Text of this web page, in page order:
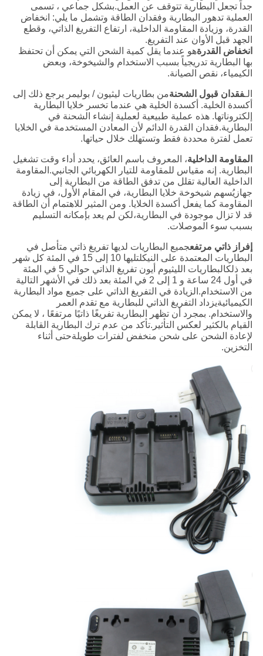
جداً تجعل البطارية تتوقف عن العمل.بشكل جماعي ، تسمى
العملية تدهور البطارية وفقدان الطاقة وتشمل ما يلي: انخفاض
القدرة، وزيادة المقاومة الداخلية، ارتفاع التفريغ الذاتي، وقطع
الجهد قبل الأوان عند التفريغ.
انخفاض القدرةهو عندما يقل كمية الشحن التي يمكن أن تحتفظ
بها البطارية تدريجياً بسبب الاستخدام والشيخوخة، وبعض
الكيمياء، نقص الصيانة.
الـفقدان قبول الشحنةمن بطاريات ليثيون / بوليمر يرجع ذلك إلى
أكسدة الخلية. أكسدة الخلية هي عندما تخسر خلايا البطارية
إلكتروناتها. هذه عملية طبيعية لعملية إنشاء الشحنة في
البطارية.فقدان القدرة الدائم لأن المعادن المستخدمة في الخلايا
تعمل لفترة محددة فقط وتستهلك خلال حياتها.
المقاومة الداخلية، المعروف باسم العائق، يحدد أداء وقت تشغيل
البطارية. إنه مقياس للمقاومة للتيار الكهربائي الجانبي.المقاومة
الداخلية العالية تقلل من تدفق الطاقة من البطارية إلى
جهازيُسهم شيخوخة خلايا البطارية، في المقام الأول، في زيادة
المقاومة كما يفعل أكسدة الخلايا. ومن المثير للاهتمام أن الطاقة
قد لا تزال موجودة في البطارية،لكن لم يعد بإمكانه التسليم
بسبب سوء الموصلات.
إفراز ذاتي مرتفعجميع البطاريات لديها تفريغ ذاتي متأصل في
البطاريات المعتمدة على النيكلتليها 10 إلى 15 في المئة كل شهر
بعد ذلكالبطاريات الليثيوم أيون تفريغ الذاتي حوالي 5 في المئة
في أول 24 ساعة و 1 إلى 2 في المئة بعد ذلك في الأشهر التالية
من الاستخدام.الزيادة في التفريغ الذاتي على جميع مواد البطارية
الكيميائيةيزداد التفريغ الذاتي للبطارية مع تقدم العمر
والاستخدام. بمجرد أن تظهر البطارية تفريغًا ذاتيًا مرتفعًا ، لا يمكن
القيام بالكثير لعكس التأثير.تأكد من عدم ترك البطارية القابلة
لإعادة الشحن على شحن منخفض لفترات طويلةحتى أثناء
التخزين.